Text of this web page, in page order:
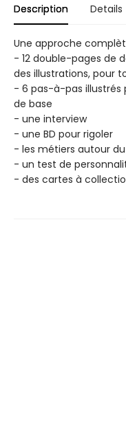
Description Details
Une approche
- 12 double-pages de
des illustrations, pour
- 6 pas-à-pas illustrés
de base
- une interview
- une BD pour rigoler
- les métiers autour
- un test de
- des cartes à